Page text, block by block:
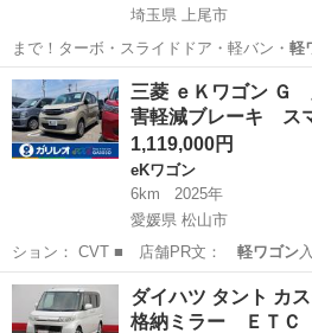
埼玉県 上尾市
まで！ターボ・スライドドア・軽バン・ 軽
無： あり ■ 年…
埼玉 上尾市 その他
三菱 ｅＫワゴン
害軽減ブレーキ
1,119,000円
eKワゴン
6km
2025年
愛媛県 松山市
ション： CVT ■ 店舗PR文： 軽ワゴン
ちしており…
愛媛 松山市 eKワゴン
ダイハツ タント
格納ミラー ＥＴ